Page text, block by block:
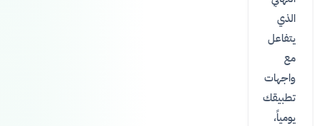
الذي
يتفاعل
مع
واجهات
تطبيقك
يومياً،